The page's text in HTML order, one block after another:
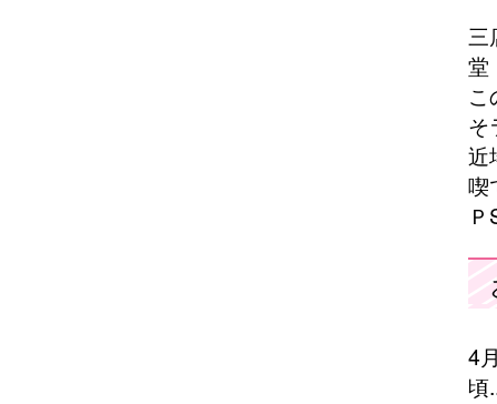
三
堂
こ
そ
近
喫
4
頃